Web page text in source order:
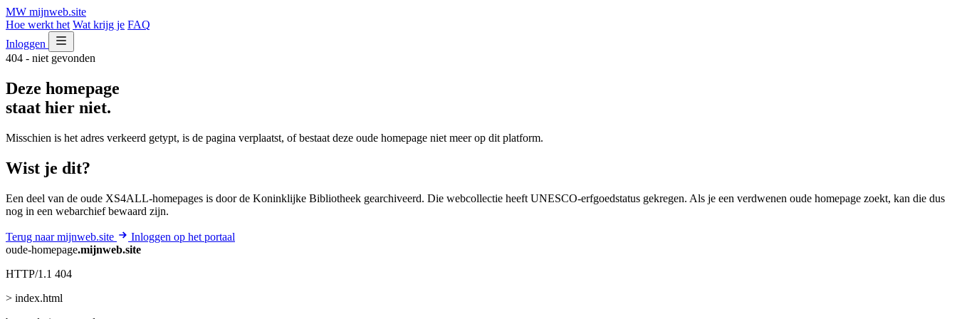
MW mijnweb.site
Hoe werkt het Wat krijg je FAQ
Inloggen
404 - niet gevonden
Deze homepage
staat hier niet.
Misschien is het adres verkeerd getypt, is de pagina verplaatst, of bestaat deze oude homepage niet meer op dit platform.
Wist je dit?
Een deel van de oude XS4ALL-homepages is door de Koninklijke Bibliotheek gearchiveerd. Die webcollectie heeft UNESCO-erfgoedstatus gekregen. Als je een verdwenen oude homepage zoekt, kan die dus
nog in een webarchief bewaard zijn.
Terug naar mijnweb.site
Inloggen op het portaal
oude-homepage.mijnweb.site
HTTP/1.1 404
> index.html